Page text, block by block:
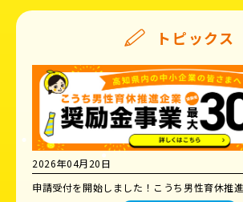
トピックス
2026年04月20日
申請受付を開始しました！こうち男性育休推